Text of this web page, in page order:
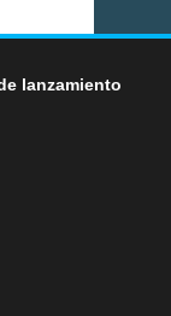
lanzamiento